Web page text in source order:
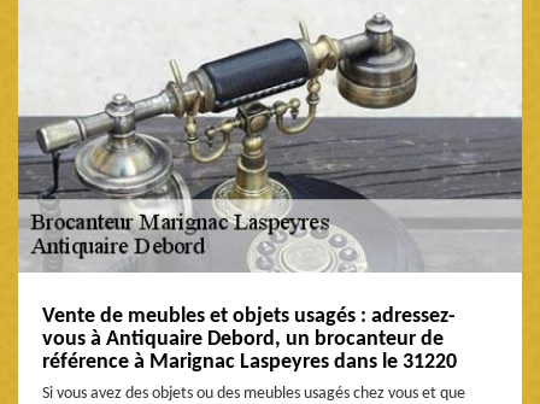
Vente de meubles et objets usagés : adressez-
vous à Antiquaire Debord, un brocanteur de
référence à Marignac Laspeyres dans le 31220
Si vous avez des objets ou des meubles usagés chez vous et que